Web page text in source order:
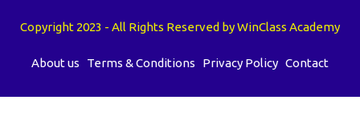
Copyright 2023 - All Rights Reserved by WinClass Academy
About us Terms & Conditions Privacy Policy Contact